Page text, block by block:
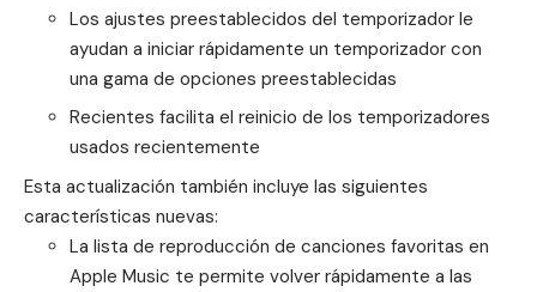
Los ajustes preestablecidos del temporizador le
ayudan a iniciar rápidamente un temporizador con
una gama de opciones preestablecidas
Recientes facilita el reinicio de los temporizadores
usados recientemente
Esta actualización también incluye las siguientes
características nuevas:
La lista de reproducción de canciones favoritas en
Apple Music te permite volver rápidamente a las